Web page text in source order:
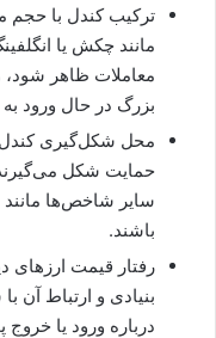
ترکیب کندل با حجم
مانند چکش یا
معاملات ظاهر شود،
بزرگ در حال ورود به
محل شکل‌گیری کندل
حمایت شکل می‌گیرند،
باشند.
رفتار قیمت ارزهای
بنیادی و ارتباط آن
درباره ورود یا